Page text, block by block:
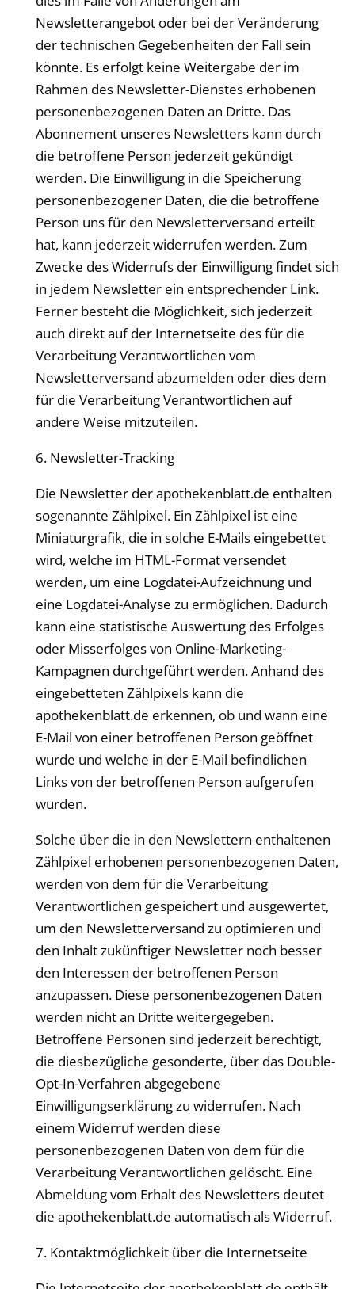
Newsletterangebot oder bei der Veränderung
der technischen Gegebenheiten der Fall sein
könnte. Es erfolgt keine Weitergabe der im
Rahmen des Newsletter-Dienstes erhobenen
personenbezogenen Daten an Dritte. Das
Abonnement unseres Newsletters kann durch
die betroffene Person jederzeit gekündigt
werden. Die Einwilligung in die Speicherung
personenbezogener Daten, die die betroffene
Person uns für den Newsletterversand erteilt
hat, kann jederzeit widerrufen werden. Zum
Zwecke des Widerrufs der Einwilligung findet sich
in jedem Newsletter ein entsprechender Link.
Ferner besteht die Möglichkeit, sich jederzeit
auch direkt auf der Internetseite des für die
Verarbeitung Verantwortlichen vom
Newsletterversand abzumelden oder dies dem
für die Verarbeitung Verantwortlichen auf
andere Weise mitzuteilen.
6. Newsletter-Tracking
Die Newsletter derapothekenblatt.de enthalten
sogenannte Zählpixel. Ein Zählpixel ist eine
Miniaturgrafik, die in solche E-Mails eingebettet
wird, welche im HTML-Format versendet
werden, um eine Logdatei-Aufzeichnung und
eine Logdatei-Analyse zu ermöglichen. Dadurch
kann eine statistische Auswertung des Erfolges
oder Misserfolges von Online-Marketing-
Kampagnen durchgeführt werden. Anhand des
eingebetteten Zählpixels kann die
apothekenblatt.de erkennen, ob und wann eine
E-Mail von einer betroffenen Person geöffnet
wurde und welche in der E-Mail befindlichen
Links von der betroffenen Person aufgerufen
wurden.
Solche über die in den Newslettern enthaltenen
Zählpixel erhobenen personenbezogenen Daten,
werden von dem für die Verarbeitung
Verantwortlichen gespeichert und ausgewertet,
um den Newsletterversand zu optimieren und
den Inhalt zukünftiger Newsletter noch besser
den Interessen der betroffenen Person
anzupassen. Diese personenbezogenen Daten
werden nicht an Dritte weitergegeben.
Betroffene Personen sind jederzeit berechtigt,
die diesbezügliche gesonderte, über das Double-
Opt-In-Verfahren abgegebene
Einwilligungserklärung zu widerrufen. Nach
einem Widerruf werden diese
personenbezogenen Daten von dem für die
Verarbeitung Verantwortlichen gelöscht. Eine
Abmeldung vom Erhalt des Newsletters deutet
die apothekenblatt.de automatisch als Widerruf.
7. Kontaktmöglichkeit über die Internetseite